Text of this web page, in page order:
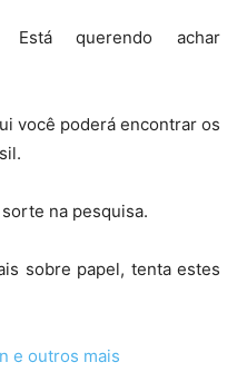
Está querendo achar
você poderá encontrar os
na pesquisa.
sobre papel, tenta estes
e outros mais